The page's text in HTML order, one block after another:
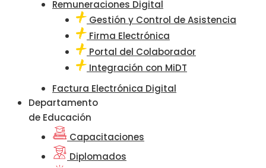
Remuneraciones Digital
Gestión y Control de Asistencia
Firma Electrónica
Portal del Colaborador
Integración con MiDT
Factura Electrónica Digital
Departamento
de Educación
Capacitaciones
Diplomados